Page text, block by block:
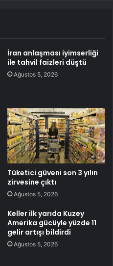
İran anlaşması iyimserliği
ile tahvil faizleri düştü
Ağustos 5, 2026
Tüketici güveni son 3 yılın
zirvesine çıktı
Ağustos 5, 2026
Keller ilk yarıda Kuzey
Amerika gücüyle yüzde 11
gelir artışı bildirdi
Ağustos 5, 2026